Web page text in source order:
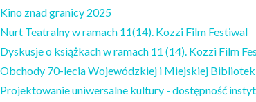
Kino znad granicy 2025
Nurt Teatralny w ramach 11(14). Kozzi Film Festiwal
Dyskusje o książkach w ramach 11 (14). Kozzi Film
Obchody 70-lecia Wojewódzkiej i Miejskiej
Projektowanie uniwersalne kultury - dostępność